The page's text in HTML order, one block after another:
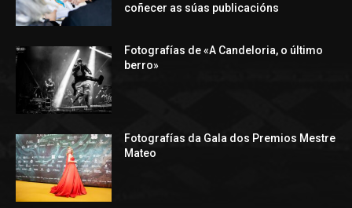
coñecer as súas publicacións
Fotografías de «A Candeloria, o último
berro»
Fotografías da Gala dos Premios Mestre
Mateo